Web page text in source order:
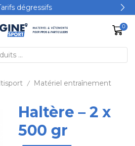
dégressifs
0
/ Matériel entraînement
Haltère – 2 x
500 gr